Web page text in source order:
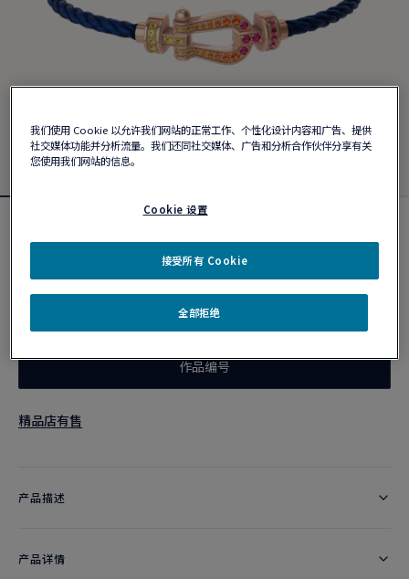
Force 10手链
个性化定制
作品编号
精品店有售
产品描述
产品详情
我们使用 Cookie 以允许我们网站的正常工作、个性化设计内容和广告、提供
社交媒体功能并分析流量。我们还同社交媒体、广告和分析合作伙伴分享有关
您使用我们网站的信息。
Cookie 设置
全部拒绝
接受所有 Cookie